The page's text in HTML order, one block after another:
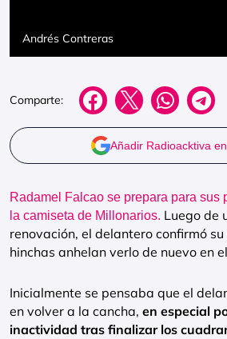
Andrés Contreras
Comparte:
Añadir Radioacktiva
Radamel Falcao se prepara para sus
la camiseta de Millonarios. Luego de
renovación, el delantero confirmó
hinchas anhelan verlo de nuevo en
Inicialmente se pensaba que el
en volver a la cancha, en especial
inactividad tras finalizar los